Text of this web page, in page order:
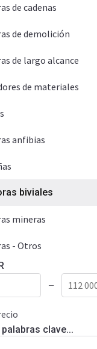
de cadenas
de demolición
de largo alcance
de materiales
anfibias
biviales
mineras
- Otros
—
clave...